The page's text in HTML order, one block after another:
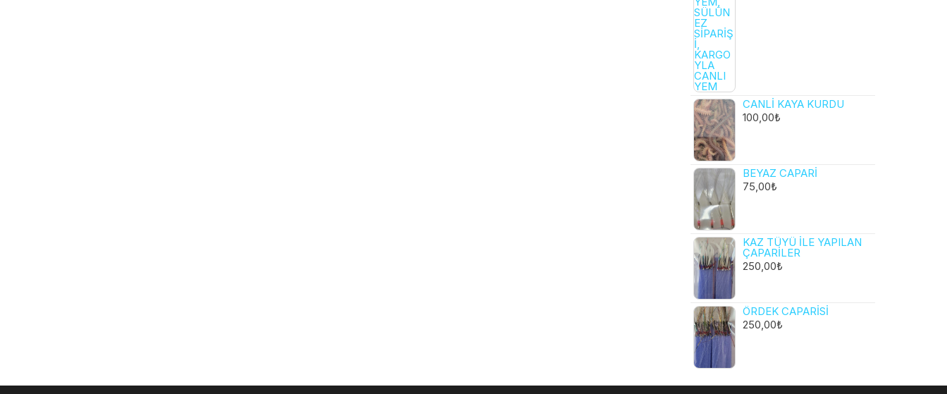
CANLI KAYA KURDU
100,00₺
BEYAZ CAPARI
75,00₺
KAZ TÜYÜ ILE YAPILAN
ÇAPARILER
250,00₺
ÖRDEK CAPARISI
250,00₺